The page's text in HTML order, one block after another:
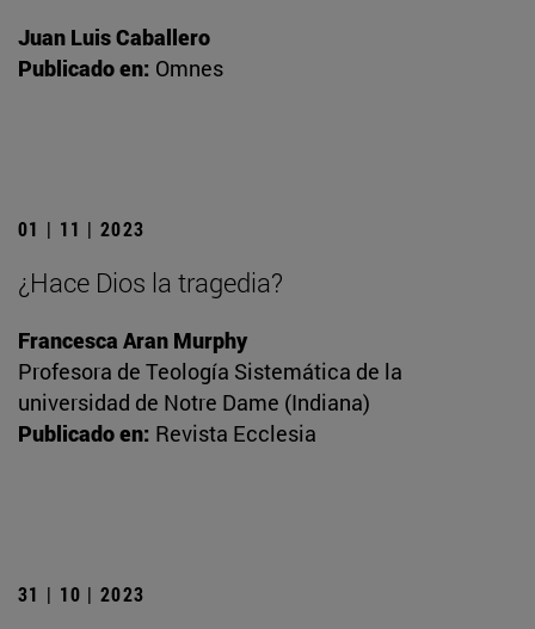
Juan Luis Caballero
Publicado en: Omnes
01 | 11 | 2023
¿Hace Dios la tragedia?
Francesca Aran Murphy
Profesora de Teología Sistemática de la
universidad de Notre Dame (Indiana)
Publicado en: Revista Ecclesia
31 | 10 | 2023